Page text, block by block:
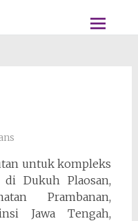
Skip to
content
untuk kompleks
Dukuh Plaosan,
Prambanan,
Jawa Tengah,